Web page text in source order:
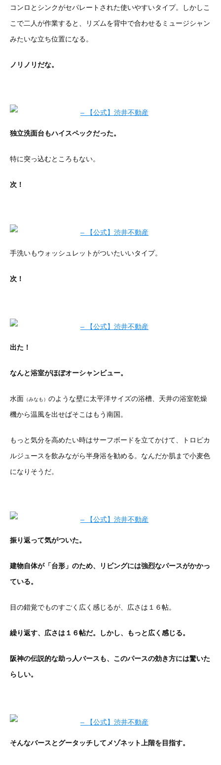
コンロとシンクがセパレートされた使いやすいタイプ。しかしこ
こで二人が作業すると、リズムを背中で合わせるミュージシャン
みたいな立ち位置になる。
ノリノリだな。
独立洗面台もハイスペックだった。
特に突っ込むところもない。
次！
手洗いもウォッシュレットがついたいいタイプ。
次！
出た！
なんと浴室がほぼオーシャンビュー。
水面 （みなも） のような壁に太平洋サイズの浴槽、天井の浴室乾燥
機から温風を出せばそこはもう南国。
もっと気分を高めたい時はサーフボードを立てかけて、トロピカ
ルジュースを飲みながら半身浴を勧める。なんだか肌まで小麦色
になりそうだ。
振り返って気がついた。
建物自体が「台形」のため、リビングには強烈なパースがかかっ
ている。
目の錯覚でものすごく広く感じるが、広さは１６帖。
繰り返す、広さは１６帖だ。しかし、もっと広く感じる。
阪神の伝説的な助っ人バースも、このパースの効き方には驚いた
らしい。
そんなバースとグータッチしてメゾネット上階を目指す。